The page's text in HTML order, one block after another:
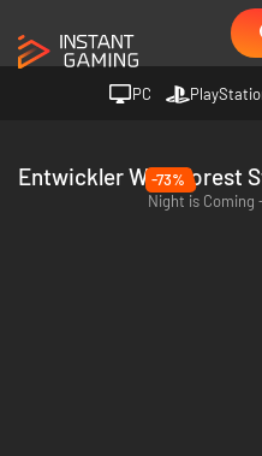
PC
Entwickler Wild Forest
-73%